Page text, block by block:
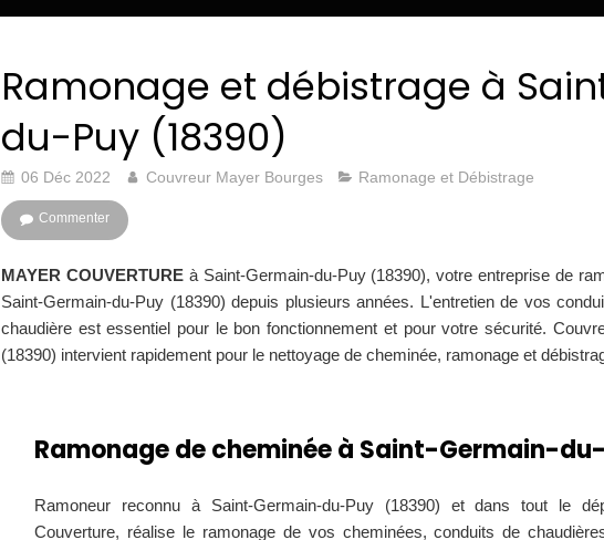
Ramonage et débistrage à
du-Puy (18390)
06 Déc 2022 Couvreur Mayer Bourges Ramonage et Débistrage
Commenter
MAYER COUVERTUREà Saint-Germain-du-Puy (18390), votre entreprise de
Saint-Germain-du-Puy (18390) depuis plusieurs années. L'entretien de vos
chaudière est essentiel pour le bon fonctionnement et pour votre sécurité.
(18390) intervient rapidement pour le nettoyage de cheminée, ramonage et
Ramonage de cheminée à Saint-Germain-
Ramoneur reconnu à Saint-Germain-du-Puy (18390) et dans tout le
Couverture, réalise le ramonage de vos cheminées, conduits de